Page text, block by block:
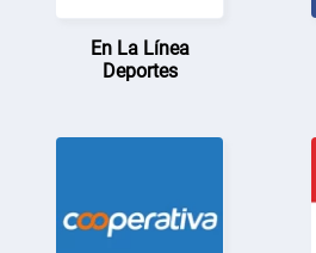
En La Línea
Deportes